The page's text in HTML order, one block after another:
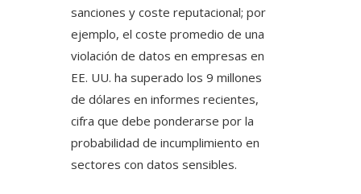
sanciones y coste reputacional; por
ejemplo, el coste promedio de una
violación de datos en empresas en
EE. UU. ha superado los 9 millones
de dólares en informes recientes,
cifra que debe ponderarse por la
probabilidad de incumplimiento en
sectores con datos sensibles.